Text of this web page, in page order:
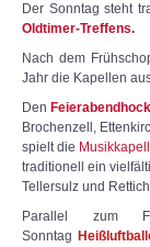
Der Sonntag steht
Oldtimer-Treffens.
Nach dem
Jahr die Kapellen
Den Feierabendhock
Brochenzell,
spielt die
traditionell ein
Tellersulz und
Parallel zum
Sonntag